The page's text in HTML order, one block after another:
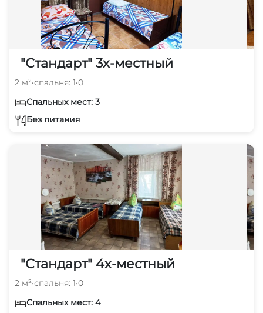
"Стандарт" 3х-местный
2 м²•спальня: 1•0
Спальных мест: 3
Без питания
"Стандарт" 4х-местный
2 м²•спальня: 1•0
Спальных мест: 4